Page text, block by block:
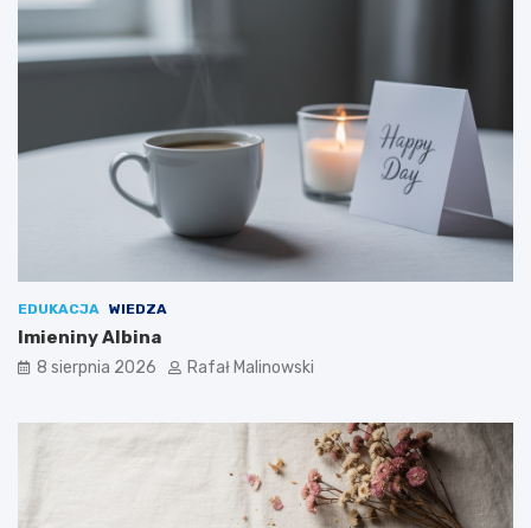
EDUKACJA WIEDZA
Imieniny Albina
8 sierpnia 2026 Rafał Malinowski